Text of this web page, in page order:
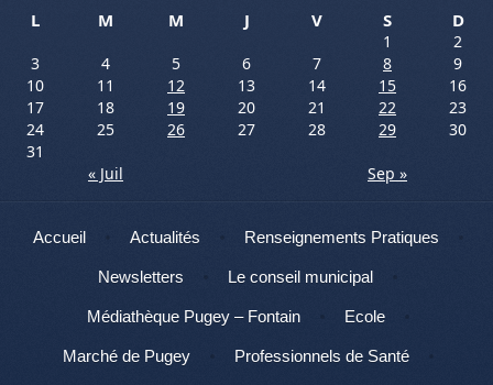
L
M M J V S D
1
2
3
4 5 6 7 8
9
10
11 12 13 14 15
16
17
18 19 20 21 22
23
24
25 26 27 28 29
30
31
« Juil
Sep »
Menu
Aller au contenu
Accueil Actualités Renseignements Pratiques
Newsletters Le conseil municipal
Médiathèque Pugey – Fontain Ecole
Marché de Pugey Professionnels de Santé